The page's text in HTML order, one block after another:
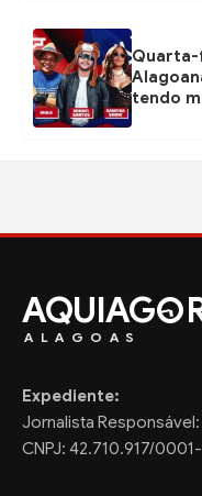
Quarta-
tendo
AQUIAG
ALAGOAS
Expediente:
Jornalista
CNPJ: 42.710.917/